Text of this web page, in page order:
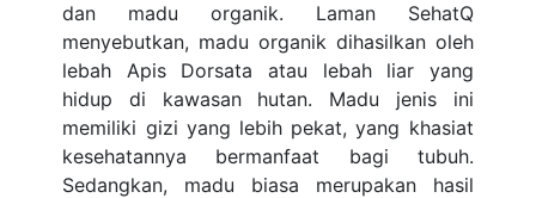
dan madu organik. Laman SehatQ
menyebutkan, madu organik dihasilkan oleh
lebah Apis Dorsata atau lebah liar yang
hidup di kawasan hutan. Madu jenis ini
memiliki gizi yang lebih pekat, yang khasiat
kesehatannya bermanfaat bagi tubuh.
Sedangkan, madu biasa merupakan hasil